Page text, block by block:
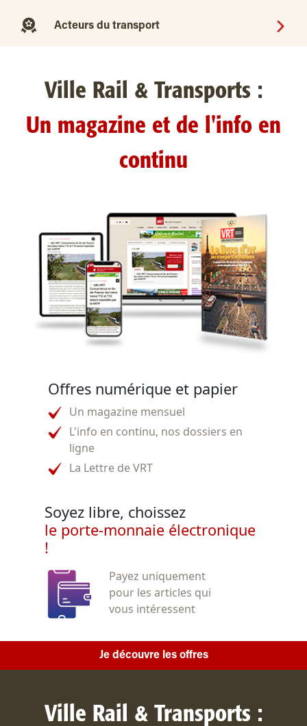
Acteurs du transport
Ville Rail & Transports :
Un magazine et de l'info en
continu
Offres numérique et papier
Un magazine mensuel
L'info en continu, nos dossiers en
ligne
La Lettre de VRT
Soyez libre, choissez
le porte-monnaie électronique
!
Payez uniquement
pour les articles qui
vous intéressent
Je découvre les offres
Ville Rail & Transports :